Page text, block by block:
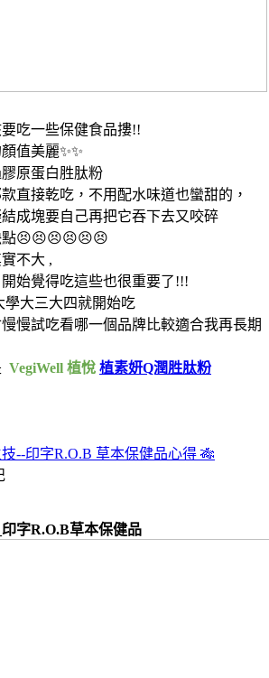
吃一些保健食品摟!!
值美麗✨✨
原蛋白胜肽粉
直接乾吃，不用配水味道也蠻甜的，
成塊要自己再把它吞下去又咬碎
😣😣😣😣😣😣
不大 ,
始覺得吃這些也很重要了!!!
學大三大四就開始吃
慢試吃看哪一個品牌比較適合我再長期
VegiWell 植悅 植素妍Q潤胜肽粉
--印字R.O.B 草本保健品心得 🎋
字R.O.B草本保健品